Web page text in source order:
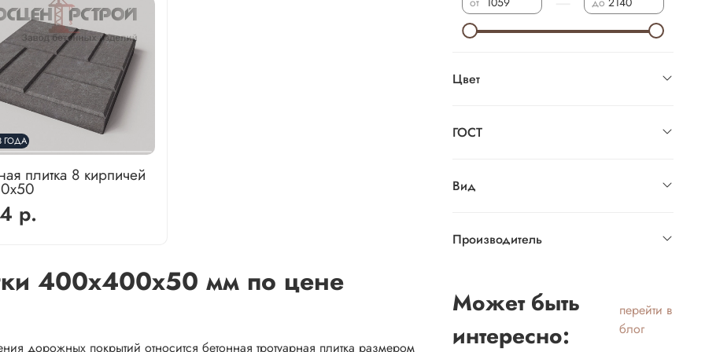
ГОДА
плитка 8 кирпичей
р.
400х400х50 мм по цене
дорожных покрытий относится бетонная тротуарная плитка размером
Цвет
ГОСТ
Вид
Производитель
Может быть
интересно:
перейти в
блог